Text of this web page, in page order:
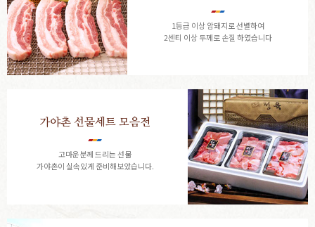
1등급 이상 암돼지로 선별하여
2센티 이상 두께로 손질 하였습니다
가야촌 선물세트 모음전
고마운분께 드리는 선물
가야촌이 실속있게 준비해보았습니다.